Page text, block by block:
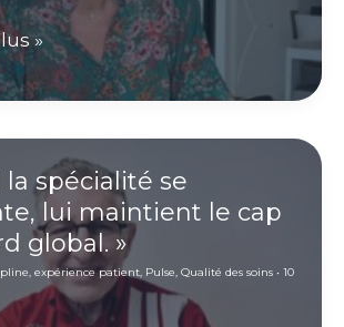
»
la spécialité se
lui maintient le cap
global. »
, expérience patient, Pulse, Qualité des soins• 10